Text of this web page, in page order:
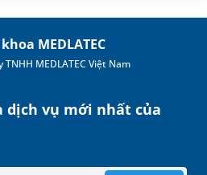
MEDLATEC
MEDLATEC Việt Nam
dịch vụ mới nhất của